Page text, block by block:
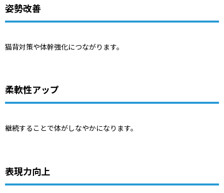
姿勢改善
猫背対策や体幹強化につながります。
柔軟性アップ
継続することで体がしなやかになります。
表現力向上